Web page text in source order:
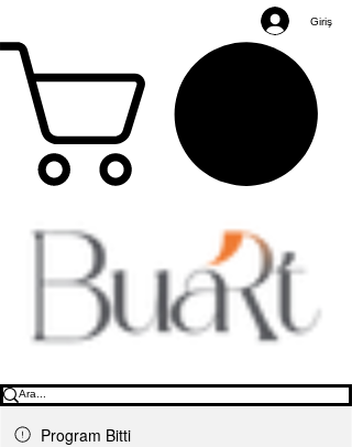
Giriş
Program Bitti